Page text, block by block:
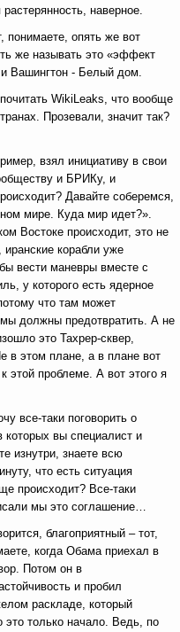
наверное.
опять же вот
же называть это «эффект
Вашингтон - Белый дом.
WikiLeaks, что вообще
Прозевали, значит так?
взял инициативу в свои
и БРИКу, и
Давайте соберемся,
мире. Куда мир идет?».
Востоке происходит, это не
иранские корабли уже
вести маневры вместе с
у которого есть ядерное
что там может
должны предотвратить. А не
это Тахрер-сквер,
в этом плане, а в плане вот
этой проблеме. А вот этого я
все-таки поговорить о
которых вы специалист и
изнутри, знаете всю
что есть ситуация
происходит? Все-таки
мы это соглашение…
благоприятный – тот,
когда Обама приехал в
Потом он в
и пробил
раскладе, который
только начало. Ведь, по